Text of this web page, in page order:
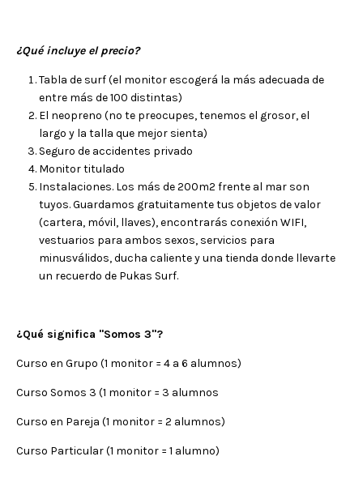
¿Qué incluye el precio?
Tabla de surf (el monitor escogerá la más adecuada de
entre más de 100 distintas)
El neopreno (no te preocupes, tenemos el grosor, el
largo y la talla que mejor sienta)
Seguro de accidentes privado
Monitor titulado
Instalaciones. Los más de 200m2 frente al mar son
tuyos. Guardamos gratuitamente tus objetos de valor
(cartera, móvil, llaves), encontrarás conexión WIFI,
vestuarios para ambos sexos, servicios para
minusválidos, ducha caliente y una tienda donde llevarte
un recuerdo de Pukas Surf.
¿Qué significa "Somos 3"?
Curso en Grupo (1 monitor = 4 a 6 alumnos)
Curso Somos 3 (1 monitor = 3 alumnos
Curso en Pareja (1 monitor = 2 alumnos)
Curso Particular (1 monitor = 1 alumno)